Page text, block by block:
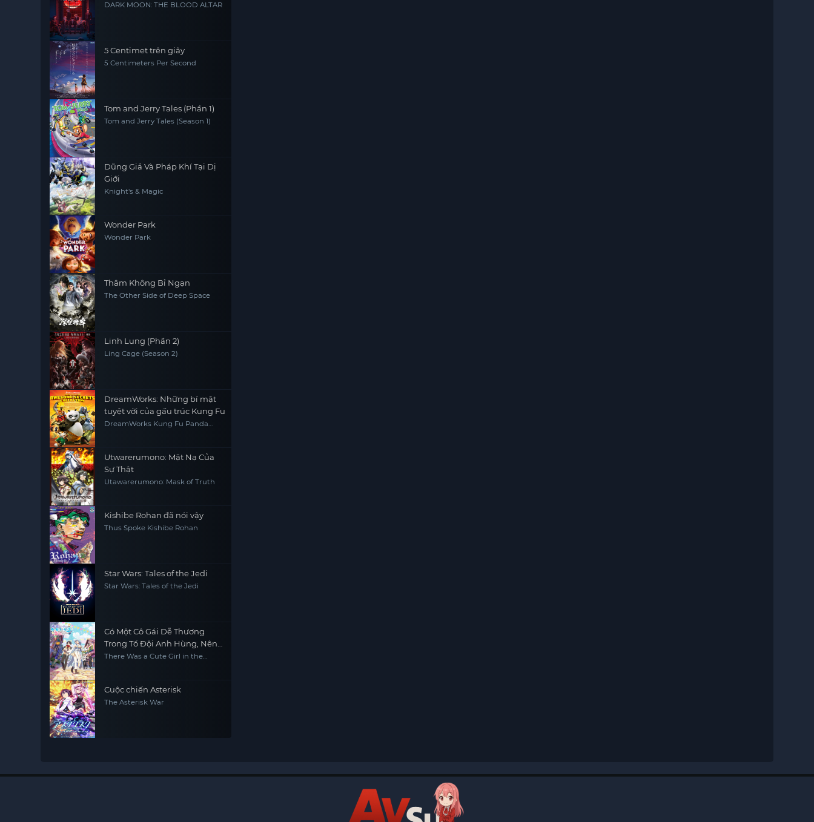
DARK MOON: THE BLOOD ALTAR
5 Centimet trên giây
5 Centimeters Per Second
Tom and Jerry Tales (Phần 1)
Tom and Jerry Tales (Season 1)
Dũng Giả Và Pháp Khí Tại Dị
Giới
Knight's & Magic
Wonder Park
Wonder Park
Thâm Không Bỉ Ngạn
The Other Side of Deep Space
Linh Lung (Phần 2)
Ling Cage (Season 2)
DreamWorks: Những bí mật
tuyệt vời của gấu trúc Kung Fu
DreamWorks Kung Fu Panda
Utwarerumono: Mặt Nạ Của
Sự Thật
Utawarerumono: Mask of Truth
Kishibe Rohan đã nói vậy
Thus Spoke Kishibe Rohan
Star Wars: Tales of the Jedi
Star Wars: Tales of the Jedi
Có Một Cô Gái Dễ Thương
Trong Tổ Đội Anh Hùng, Nên
Tôi Thử Tỏ Tình
There Was a Cute Girl in the
Cuộc chiến Asterisk
The Asterisk War